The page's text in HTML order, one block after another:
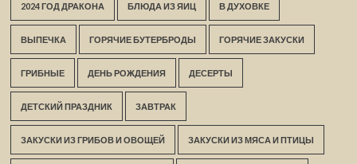
2024 ГОД ДРАКОНА БЛЮДА ИЗ ЯИЦ В ДУХОВКЕ
ВЫПЕЧКА ГОРЯЧИЕ БУТЕРБРОДЫ ГОРЯЧИЕ ЗАКУСКИ
ГРИБНЫЕ ДЕНЬ РОЖДЕНИЯ ДЕСЕРТЫ
ДЕТСКИЙ ПРАЗДНИК ЗАВТРАК
ЗАКУСКИ ИЗ ГРИБОВ И ОВОЩЕЙ ЗАКУСКИ ИЗ МЯСА И ПТИЦЫ